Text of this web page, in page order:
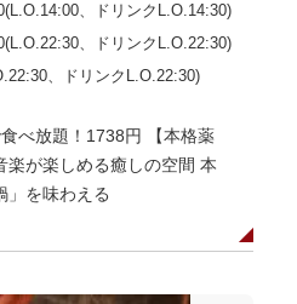
、ドリンクL.O.14:30)
、ドリンクL.O.22:30)
、ドリンクL.O.22:30)
べ放題！1738円 【本格薬
楽が楽しめる癒しの空間 本
」を味わえる